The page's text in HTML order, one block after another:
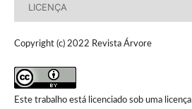
LICENÇA
Copyright (c) 2022 Revista Árvore
Este trabalho está licenciado sob uma licença